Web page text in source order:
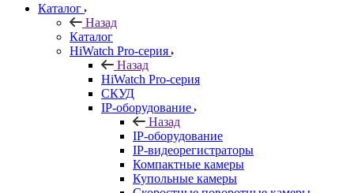
Каталог
Назад
Каталог
HiWatch Pro-серия
Назад
HiWatch Pro-серия
CКУД
IP-оборудование
Назад
IP-оборудование
IP-видеорегистраторы
Компактные камеры
Купольные камеры